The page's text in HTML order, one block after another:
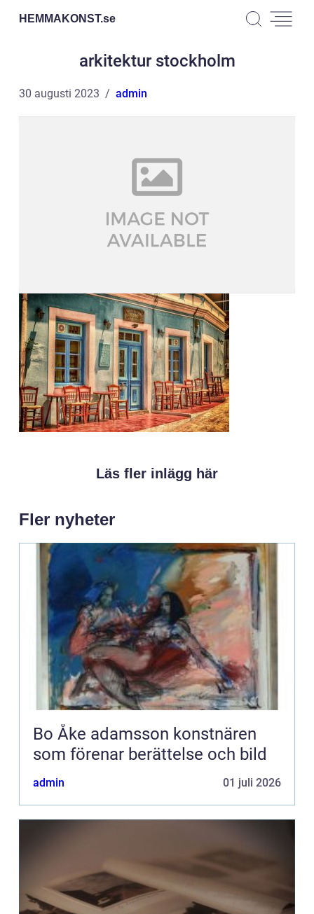
HEMMAKONST.se
arkitektur stockholm
30 augusti 2023 admin
Läs fler inlägg här
Fler nyheter
Bo Åke adamsson konstnären
som förenar berättelse och bild
admin 01 juli 2026